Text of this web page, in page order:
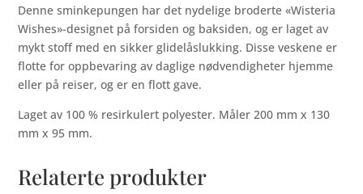
Denne sminkepungen har det nydelige broderte «Wisteria
Wishes»-designet på forsiden og baksiden, og er laget av
mykt stoff med en sikker glidelåslukking. Disse veskene er
flotte for oppbevaring av daglige nødvendigheter hjemme
eller på reiser, og er en flott gave.
Laget av 100 % resirkulert polyester. Måler 200 mm x 130
mm x 95 mm.
Relaterte produkter